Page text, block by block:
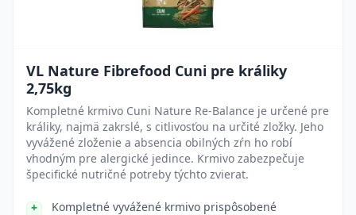
VL Nature Fibrefood Cuni pre králiky
2,75kg
Kompletné krmivo Cuni Nature Re-Balance je určené pre
králiky, najmä zakrslé, s citlivosťou na určité zložky. Jeho
vyvážené zloženie a absencia obilných zŕn ho robí
vhodným pre alergické jedince. Krmivo zabezpečuje
špecifické nutričné potreby týchto zvierat.
Kompletné vyvážené krmivo prispôsobené